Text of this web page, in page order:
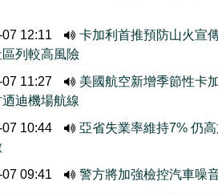
12:11
卡加利首推預防山火宣
列較高風險
11:27
美國航空新增季節性卡
迪機場航線
10:44
亞省失業率維持7% 仍
09:41
警方將加強檢控汽車噪